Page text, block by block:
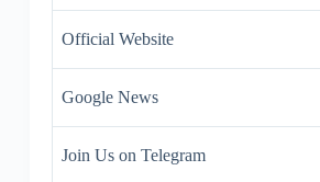
Official Website
Google News
Join Us on Telegram